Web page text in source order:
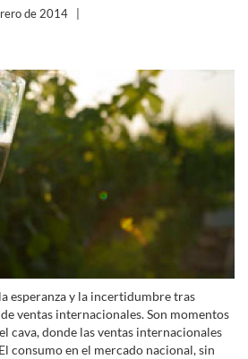
de 2014
esperanza y la incertidumbre tras
ventas internacionales. Son momentos
cava, donde las ventas internacionales
consumo en el mercado nacional, sin